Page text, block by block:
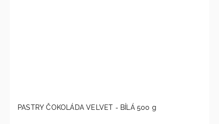
PASTRY ČOKOLÁDA VELVET - BÍLÁ 500 g